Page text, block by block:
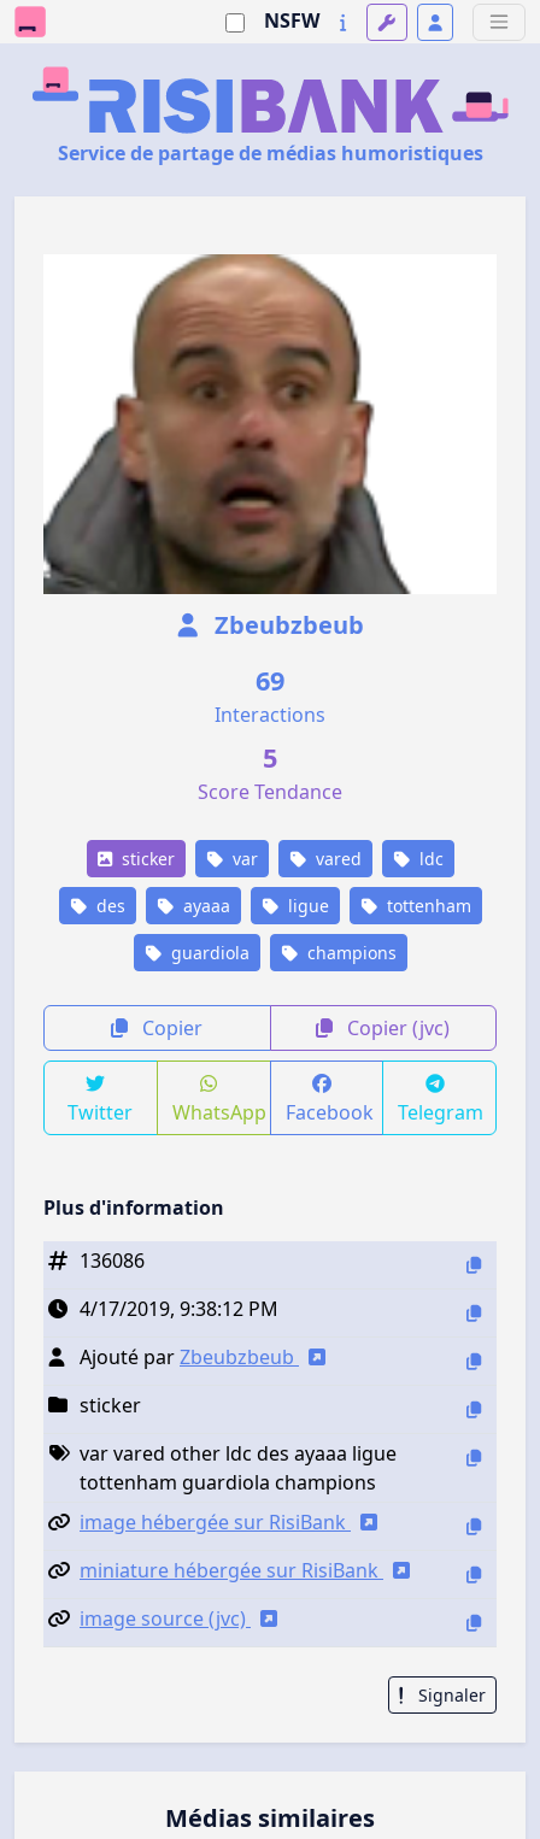
NSFW
Service de partage de médias humoristiques
Zbeubzbeub
69
Interactions
5
Score Tendance
sticker var vared ldc
des ayaaa ligue tottenham
guardiola champions
Copier Copier (jvc)
Twitter WhatsApp Facebook Telegram
Plus d'information
136086
4/17/2019, 9:38:12 PM
Ajouté parZbeubzbeub
sticker
var vared other ldc des ayaaa ligue
tottenham guardiola champions
image hébergée sur RisiBank
miniature hébergée sur RisiBank
image source (jvc)
Signaler
Médias similaires